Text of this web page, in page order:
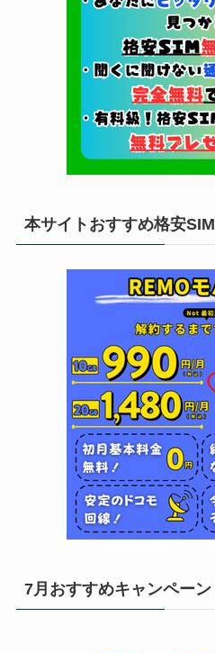
本サイトおすすめ格安SIM
7月おすすめキャンペーン